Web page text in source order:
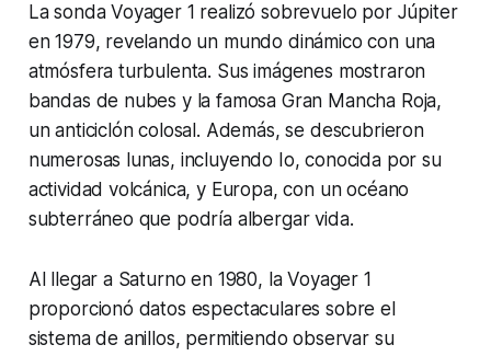
La sonda Voyager 1 realizó sobrevuelo por Júpiter
en 1979, revelando un mundo dinámico con una
atmósfera turbulenta. Sus imágenes mostraron
bandas de nubes y la famosa Gran Mancha Roja,
un anticiclón colosal. Además, se descubrieron
numerosas lunas, incluyendo Io, conocida por su
actividad volcánica, y Europa, con un océano
subterráneo que podría albergar vida.
Al llegar a Saturno en 1980, la Voyager 1
proporcionó datos espectaculares sobre el
sistema de anillos, permitiendo observar su